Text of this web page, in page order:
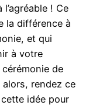
! Ce
la différence à
et qui
à votre
de
alors, rendez ce
idée pour